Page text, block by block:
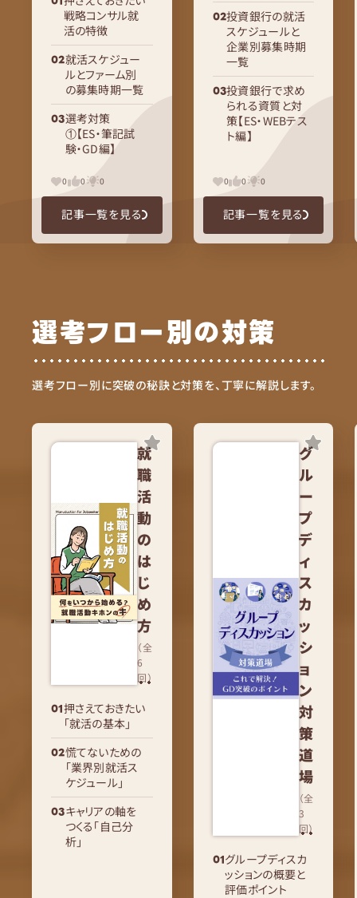
戦略コンサル就
活の特徴
就活スケジュー
ルとファーム別
の募集時期一覧
選考対策
①【ES・筆記試
験・GD編】
0 0 0
記事一覧を見る
投資銀行の就活
スケジュールと
企業別募集時期
一覧
投資銀行で求め
られる資質と対
策【ES・WEBテス
ト編】
0 0 0
記事一覧を見る
選考フロー別の対策
選考フロー別に突破の秘訣と対策を、丁寧に解説します。
就
職
活
動
の
は
じ
め
方
（全
6
回）
押さえておきたい
「就活の基本」
慌てないための
「業界別就活ス
ケジュール」
キャリアの軸を
つくる「自己分
析」
グ
ル
ー
プ
デ
ィ
ス
カ
ッ
シ
ョ
ン
対
策
道
場
（全
3
回）
グループディスカ
ッションの概要と
評価ポイント